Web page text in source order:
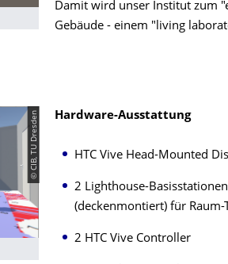
Damit wird unser Institut zum
Gebäude - einem "living
© CIB, TU Dresden Hardware-Ausstattung
HTC Vive Head-Mounted
2 Lighthouse-Basisstationen
(deckenmontiert) für Raum-
2 HTC Vive Controller